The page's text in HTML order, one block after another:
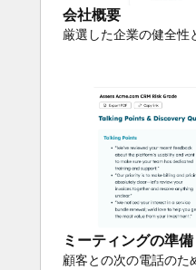
会社概要
厳選した企業の健全性
ミーティングの準備
顧客との次の電話のた